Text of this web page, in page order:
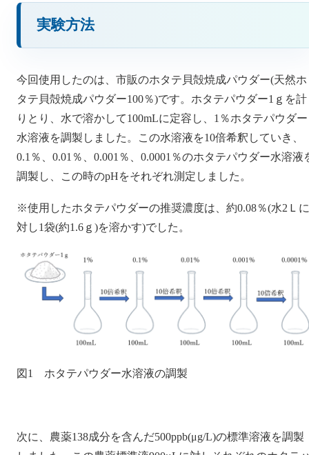
実験方法
今回使用したのは、市販のホタテ貝殻焼成パウダー(天然ホ
タテ貝殻焼成パウダー100％)です。ホタテパウダー1ｇを計
りとり、水で溶かして100mLに定容し、1％ホタテパウダー
水溶液を調製しました。この水溶液を10倍希釈していき、
0.1％、0.01％、0.001％、0.0001％のホタテパウダー水溶液
調製し、この時のpHをそれぞれ測定しました。
※使用したホタテパウダーの推奨濃度は、約0.08％(水2Ｌに
対し1袋(約1.6ｇ)を溶かす)でした。
図1 ホタテパウダー水溶液の調製
次に、農薬138成分を含んだ500ppb(μg/L)の標準溶液を調製